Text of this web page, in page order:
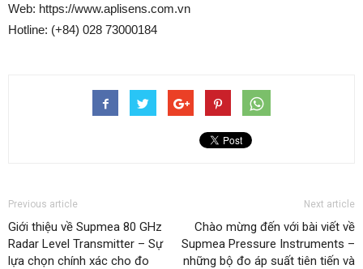
Web: https://www.aplisens.com.vn
Hotline: (+84) 028 73000184
Previous article
Giới thiệu về Supmea 80 GHz
Radar Level Transmitter – Sự
lựa chọn chính xác cho đo
Next article
Chào mừng đến với bài viết về
Supmea Pressure Instruments –
những bộ đo áp suất tiên tiến và